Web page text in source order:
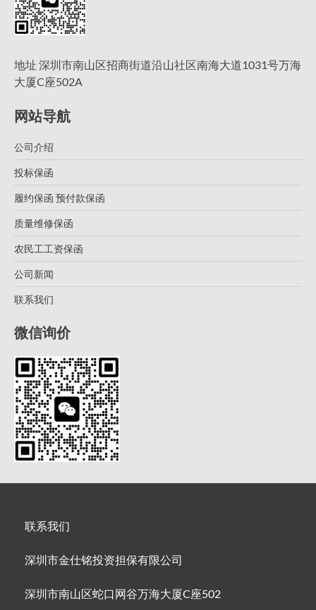
地址 深圳市南山区招商街道沿山社区南海大道1031号万海
大厦C座502A
网站导航
公司介绍
投标保函
履约保函 预付款保函
质量维修保函
农民工工资保函
公司新闻
联系我们
微信询价
联系我们
深圳市金仕铭投资担保有限公司
深圳市南山区蛇口网谷万海大厦C座502